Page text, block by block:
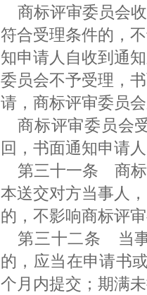
商标评审委员会
符合受理条件的，
知申请人自收到通
委员会不予受理，
请，商标评审委员
商标评审委员会
回，书面通知申请
第三十一条 商标
本送交对方当事人
的，不影响商标评
第三十二条 当
的，应当在申请书
个月内提交；期满